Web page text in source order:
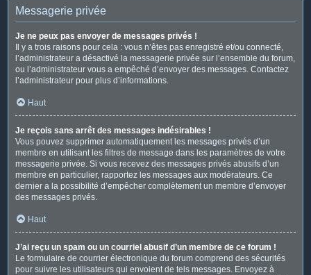
Messagerie privée
Je ne peux pas envoyer de messages privés !
Il y a trois raisons pour cela : vous n’êtes pas enregistré et/ou connecté,
l’administrateur a désactivé la messagerie privée sur l’ensemble du forum,
ou l’administrateur vous a empêché d’envoyer des messages. Contactez
l’administrateur pour plus d’informations.
Haut
Je reçois sans arrêt des messages indésirables !
Vous pouvez supprimer automatiquement les messages privés d’un
membre en utilisant les filtres de message dans les paramètres de votre
messagerie privée. Si vous recevez des messages privés abusifs d’un
membre en particulier, rapportez les messages aux modérateurs. Ce
dernier a la possibilité d’empêcher complètement un membre d’envoyer
des messages privés.
Haut
J’ai reçu un spam ou un courriel abusif d’un membre de ce forum !
Le formulaire de courrier électronique du forum comprend des sécurités
pour suivre les utilisateurs qui envoient de tels messages. Envoyez à